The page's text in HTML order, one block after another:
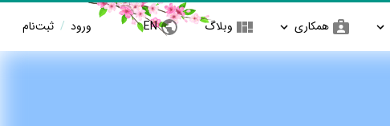
همکاری وبلاگ EN ورود / ثبت‌نام